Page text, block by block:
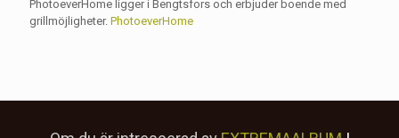
PhotoeverHome ligger i Bengtsfors och erbjuder boende med
grillmöjligheter. PhotoeverHome